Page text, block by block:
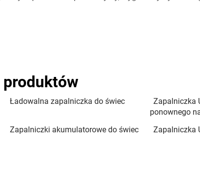
Ładowalna zapalniczka do świec
Zapalniczka
ponownego
Zapalniczki akumulatorowe do świec Zapalniczka